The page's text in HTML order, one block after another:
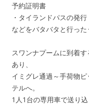
予約証明書
・タイランドパスの発行
などをバタバタと行った
スワンナプームに到着
あり、
イミグレ通過～手荷物
テルへ。
1人1台の専用車で送り込